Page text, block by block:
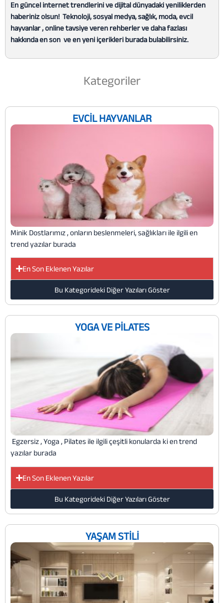
En güncel internet trendlerini ve dijital dünyadaki yeniliklerden
haberiniz olsun! Teknoloji, sosyal medya, sağlık, moda, evcil
hayvanlar , online tavsiye veren rehberler ve daha fazlası
hakkında en son ve en yeni içerikleri burada bulabilirsiniz.
Kategoriler
EVCIL HAYVANLAR
Minik Dostlarımız , onların beslenmeleri, sağlıkları ile ilgili en
trend yazılar burada
En Son Eklenen Yazılar
Bu Kategorideki Diğer Yazıları Göster
YOGA VE PILATES
Egzersiz , Yoga , Pilates ile ilgili çeşitli konularda ki en trend
yazılar burada
En Son Eklenen Yazılar
Bu Kategorideki Diğer Yazıları Göster
YAŞAM STILI